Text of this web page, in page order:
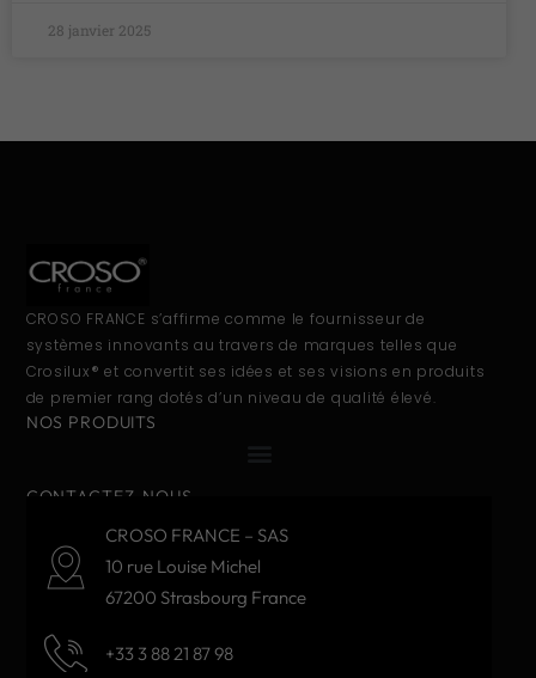
28 janvier 2025
CROSO FRANCE s’affirme comme le fournisseur de
systèmes innovants au travers de marques telles que
Crosilux® et convertit ses idées et ses visions en produits
de premier rang dotés d’un niveau de qualité élevé.
NOS PRODUITS
CONTACTEZ-NOUS
CROSO FRANCE – SAS
10 rue Louise Michel
67200 Strasbourg France
+33 3 88 21 87 98